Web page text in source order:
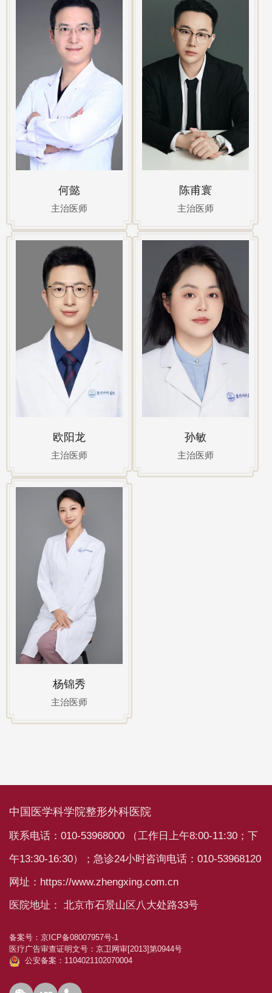
何懿
主治医师
陈甫寰
主治医师
欧阳龙
主治医师
孙敏
主治医师
杨锦秀
主治医师
中国医学科学院整形外科医院
联系电话：010-53968000 （工作日上午8:00-11:30；下
午13:30-16:30）；急诊24小时咨询电话：010-53968120
网址：https://www.zhengxing.com.cn
医院地址： 北京市石景山区八大处路33号
备案号： 京ICP备08007957号-1
医疗广告审查证明文号： 京卫网审[2013]第0944号
公安备案：1104021102070004